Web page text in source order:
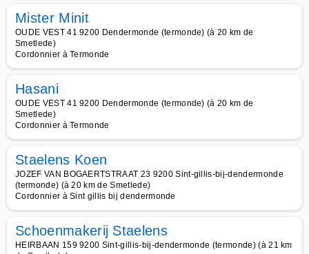
Mister Minit
OUDE VEST 41 9200 Dendermonde (termonde) (à 20 km de
Smetlede)
Cordonnier à Termonde
Hasani
OUDE VEST 41 9200 Dendermonde (termonde) (à 20 km de
Smetlede)
Cordonnier à Termonde
Staelens Koen
JOZEF VAN BOGAERTSTRAAT 23 9200 Sint-gillis-bij-dendermonde
(termonde) (à 20 km de Smetlede)
Cordonnier à Sint gillis bij dendermonde
Schoenmakerij Staelens
HEIRBAAN 159 9200 Sint-gillis-bij-dendermonde (termonde) (à 21 km